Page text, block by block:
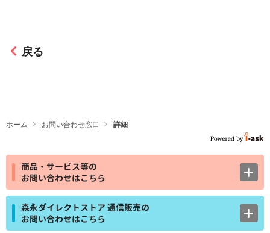
戻る
ホーム お問い合わせ窓口 詳細
商品・サービス等の
お問い合わせはこちら
森永ダイレクトストア 通信販売の
お問い合わせはこちら